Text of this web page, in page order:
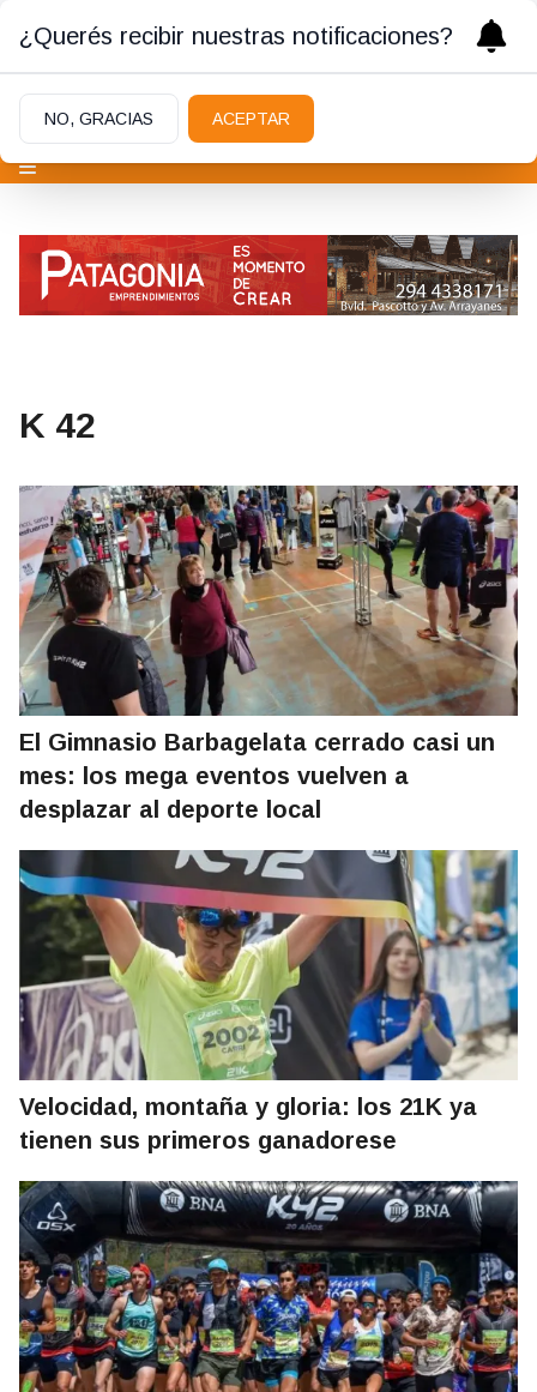
K 42
El Gimnasio Barbagelata cerrado casi un
mes: los mega eventos vuelven a
desplazar al deporte local
Velocidad, montaña y gloria: los 21K ya
tienen sus primeros ganadorese
¿Querés recibir nuestras notificaciones?
NO, GRACIAS ACEPTAR